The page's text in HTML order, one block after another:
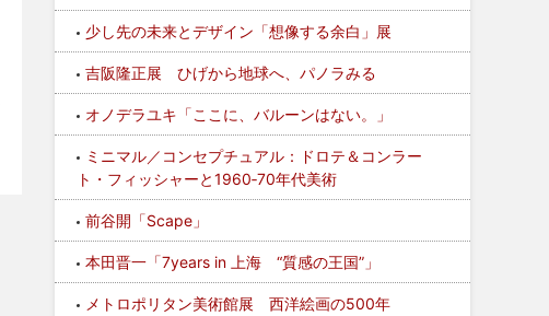
少し先の未来とデザイン「想像する余白」展
吉阪隆正展 ひげから地球へ、パノラみる
オノデラユキ「ここに、バルーンはない。」
ミニマル／コンセプチュアル：ドロテ＆コンラー
ト・フィッシャーと1960‐70年代美術
前谷開「Scape」
本田晋一「7years in 上海 “質感の王国”」
メトロポリタン美術館展 西洋絵画の500年